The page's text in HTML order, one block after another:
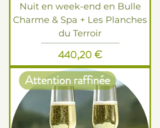
Nuit en week-end en Bulle
Charme & Spa + Les Planches
du Terroir
Prix
440,20 €
Attention raffinée